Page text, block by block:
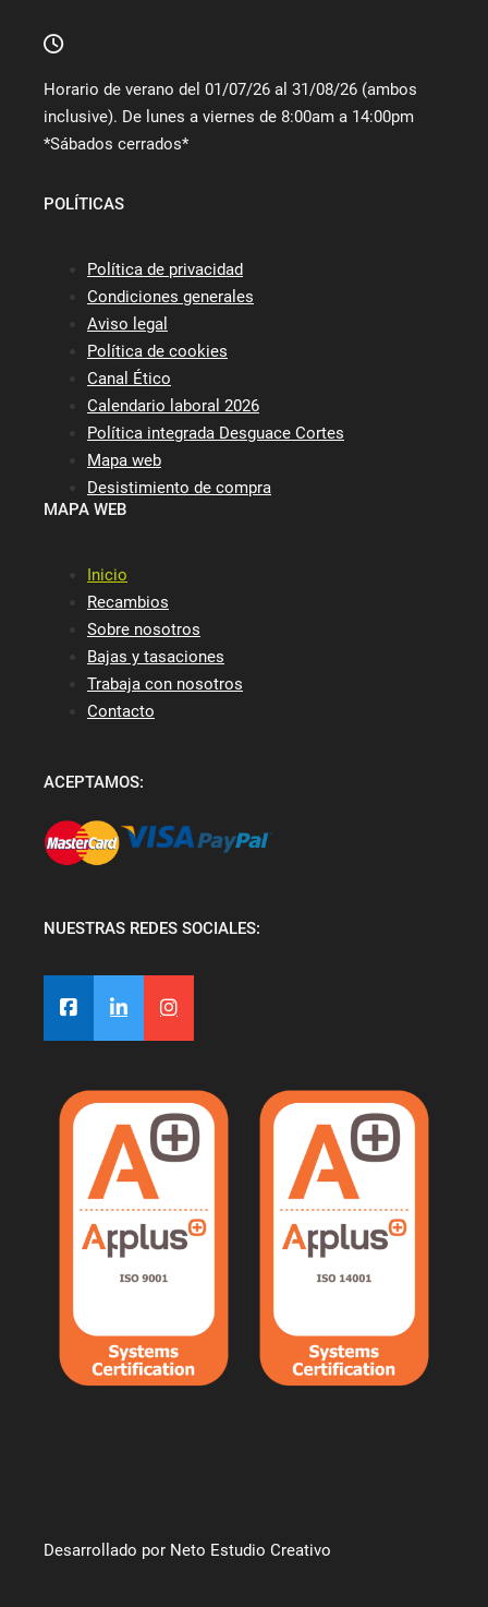
Horario de verano del 01/07/26 al 31/08/26 (ambos
inclusive). De lunes a viernes de 8:00am a 14:00pm
*Sábados cerrados*
POLÍTICAS
Política de privacidad
Condiciones generales
Aviso legal
Política de cookies
Canal Ético
Calendario laboral 2026
Política integrada Desguace Cortes
Mapa web
Desistimiento de compra
MAPA WEB
Inicio
Recambios
Sobre nosotros
Bajas y tasaciones
Trabaja con nosotros
Contacto
ACEPTAMOS:
NUESTRAS REDES SOCIALES:
Desarrollado por Neto Estudio Creativo